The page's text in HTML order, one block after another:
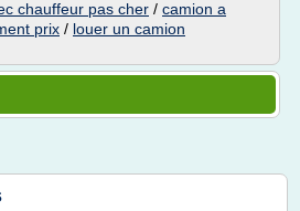
chauffeur pas cher / camion a
prix / louer un camion